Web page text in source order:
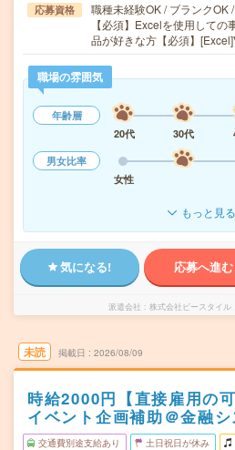
応募資格
職種未経験OK / ブランクOK
【必須】Excelを使用して
品が好きな方【必須】
職場の雰囲気
年齢層
20代
30代
男女比率
女性
もっと見る
気になる! 応募へ進む
派遣会社 株式会社ビースタイル
未読 掲載日 2026/08/09
時給2000円【直接雇用の
イベント企画補助＠金融
交通費別途支給あり 土日祝日が休み